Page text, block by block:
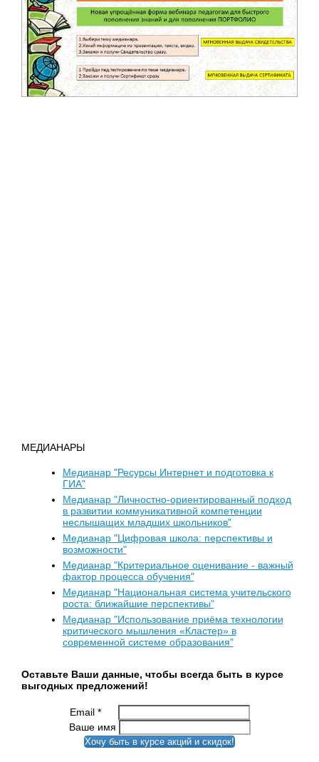
МЕДИАНАРЫ
Медианар "Ресурсы Интернет и подготовка к
ГИА"
Медианар "Личностно-ориентированный подход
в развитии коммуникативной компетенции
неслышащих младших школьников"
Медианар "Цифровая школа: перспективы и
возможности"
Медианар "Критериальное оценивание - важный
фактор процесса обучения"
Медианар "Национальная система учительского
роста: ближайшие перспективы"
Медианар "Использование приёма технологии
критического мышления «Кластер» в
современной системе образования"
Оставьте Ваши данные, чтобы всегда быть в курсе
выгодных предложений!
Email *
Ваше имя
Хочу быть в курсе акций и скидок!